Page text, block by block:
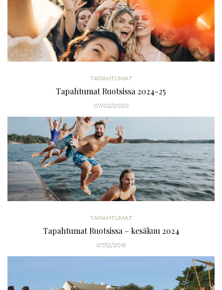
TAPAHTUMAT
Tapahtumat Ruotsissa 2024-25
07/02/2020
TAPAHTUMAT
Tapahtumat Ruotsissa – kesäkuu 2024
07/12/2019